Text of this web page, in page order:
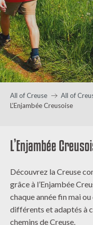
All of Creuse All of
L’Enjambée Creusoise
L’Enjambée
Découvrez la Creuse
grâce à l’Enjambée
chaque année fin mai
différents et adaptés à
chemins de Creuse.